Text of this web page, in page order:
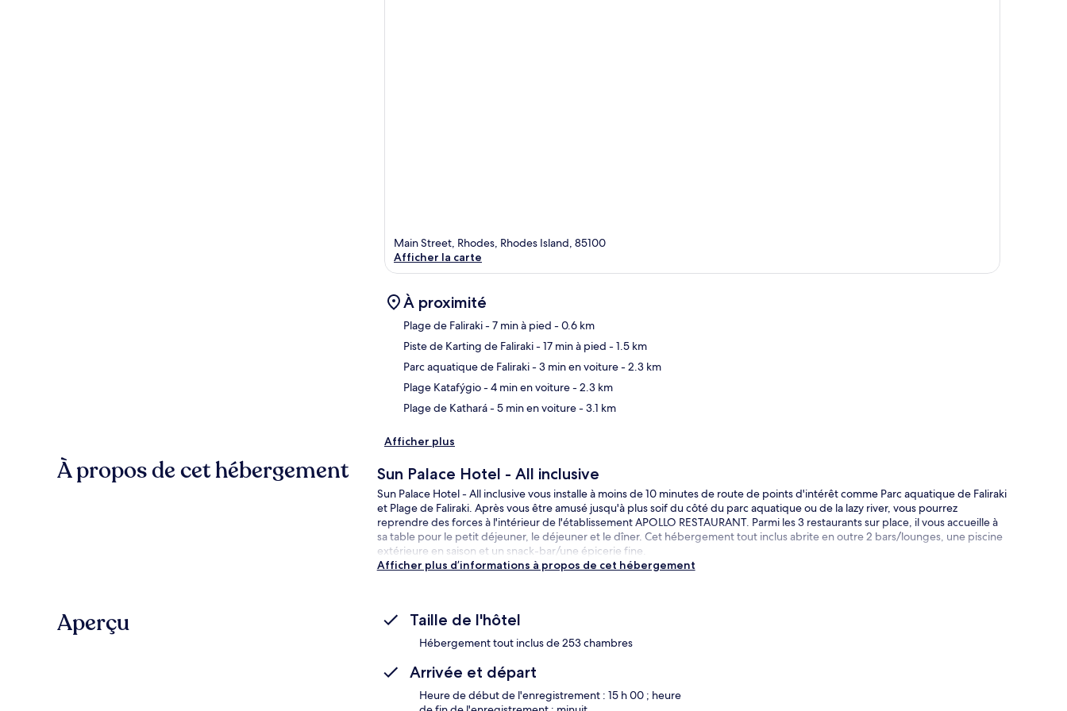
Main Street, Rhodes, Rhodes Island, 85100
Afficher la carte
À proximité
Plage de Faliraki- 7 min à pied - 0.6 km
Piste de Karting de Faliraki- 17 min à pied - 1.5 km
Parc aquatique de Faliraki- 3 min en voiture- 2.3 km
Plage Katafýgio- 4 min en voiture- 2.3 km
Plage de Kathará- 5 min en voiture- 3.1 km
Afficher plus
À propos de cet hébergement Sun Palace Hotel - All inclusive
Sun Palace Hotel - All inclusive vous installe à moins de 10 minutes de route de points d'intérêt comme Parc aquatique de Faliraki
et Plage de Faliraki. Après vous être amusé jusqu'à plus soif du côté du parc aquatique ou de la lazy river, vous pourrez
reprendre des forces à l'intérieur de l'établissement APOLLO RESTAURANT. Parmi les 3 restaurants sur place, il vous accueille à
sa table pour le petit déjeuner, le déjeuner et le dîner. Cet hébergement tout inclus abrite en outre 2 bars/lounges, une piscine
extérieure en saison et un snack-bar/une épicerie fine.
Afficher plus d’informations à propos de cet hébergement
Aperçu Taille de l'hôtel
Hébergement tout inclus de 253 chambres
Arrivée et départ
Heure de début de l'enregistrement : 15 h 00 ; heure